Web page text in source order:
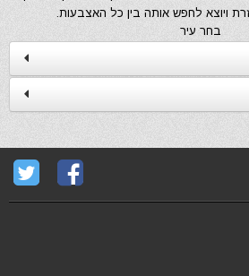
ויוצא לחפש אותה בין כל האצבעות.
בחר עיר